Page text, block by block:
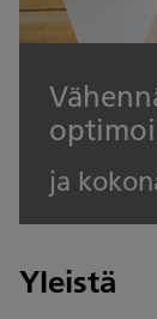
ja
Yleistä